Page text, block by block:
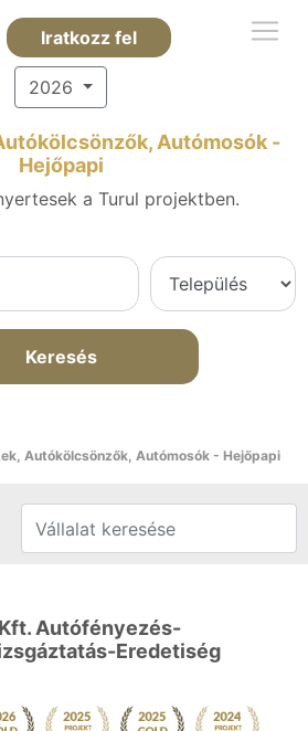
Iratkozz fel
2026
Autómosók -
Hejőpapi
a Turul projektben.
Keresés
Autókölcsönzők, Autómosók - Hejőpapi
Autófényezés-
Eredetiség